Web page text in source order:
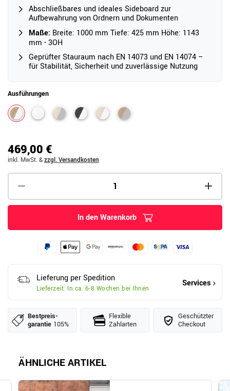
Abschließbares und ideales Sideboard zur
Aufbewahrung von Ordnern und Dokumenten
Maße: Breite: 1000 mm Tiefe: 425 mm Höhe: 1143
mm - 3OH
Geprüfter Stauraum nach EN 14073 und EN 14074 –
für Stabilität, Sicherheit und zuverlässige Nutzung
Ausführungen
469,00 €
inkl. MwSt. &zzgl. Versandkosten
In den Warenkorb
Lieferung per Spedition
Lieferzeit: In ca. 6-8 Wochen bei Ihnen
Services
Bestpreis­
garantie 105%
Flexible
Zahlarten
Geschützter
Checkout
ÄHNLICHE ARTIKEL